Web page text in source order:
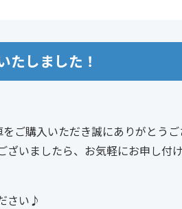
たしました！
ご購入いただき誠にありがとうご
いましたら、お気軽にお申し付け
さい♪